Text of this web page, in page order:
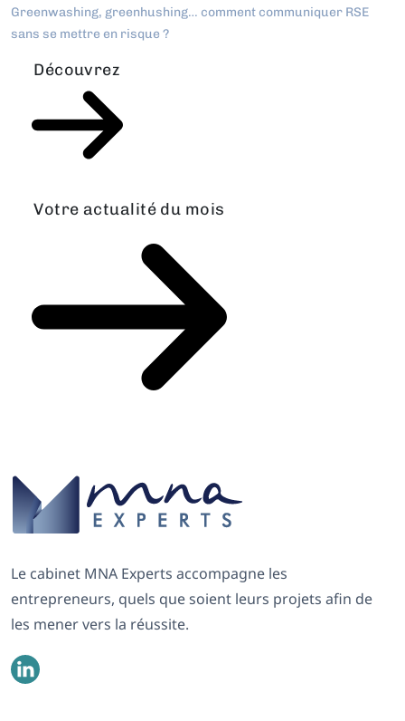
Greenwashing, greenhushing… comment communiquer RSE
sans se mettre en risque ?
Découvrez
Votre actualité du mois
Le cabinet MNA Experts accompagne les
entrepreneurs, quels que soient leurs projets afin de
les mener vers la réussite.